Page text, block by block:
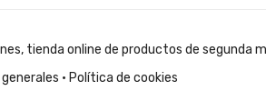
· Política de cookies